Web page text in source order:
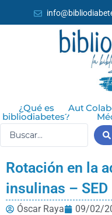
al
¿Qué es
bibliodiabetes?
Autor
Rotación en la
insulinas –
Óscar Raya 09/02/